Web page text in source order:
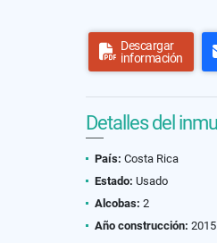
Descargar
información
Detalles del
País: Costa Rica
Estado: Usado
Alcobas: 2
Año construcción: 2015